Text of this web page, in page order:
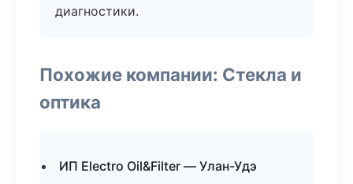
диагностики.
Похожие компании: Стекла и
оптика
ИП Electro Oil&Filter — Улан-Удэ